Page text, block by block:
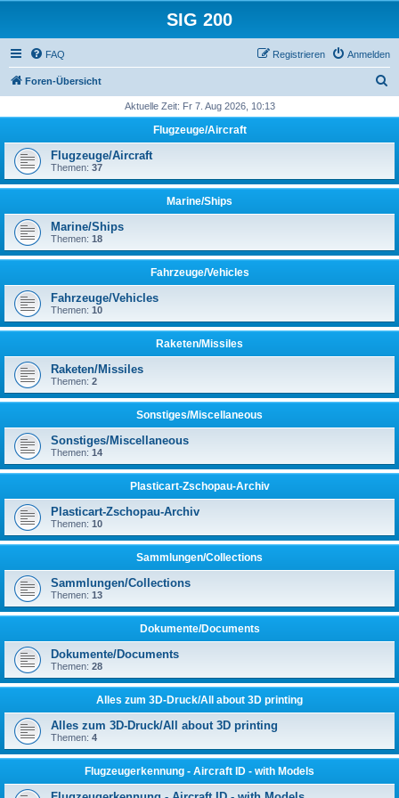
SIG 200
FAQ Anmelden
Registrieren
Foren-Übersicht
h
Aktuelle Zeit: Fr 7. Aug 2026, 10:13
Flugzeuge/Aircraft
Flugzeuge/Aircraft
Themen: 37
Marine/Ships
Marine/Ships
Themen: 18
Fahrzeuge/Vehicles
Fahrzeuge/Vehicles
Themen: 10
Raketen/Missiles
Raketen/Missiles
Themen: 2
Sonstiges/Miscellaneous
Sonstiges/Miscellaneous
Themen: 14
Plasticart-Zschopau-Archiv
Plasticart-Zschopau-Archiv
Themen: 10
Sammlungen/Collections
Sammlungen/Collections
Themen: 13
Dokumente/Documents
Dokumente/Documents
Themen: 28
Alles zum 3D-Druck/All about 3D printing
Alles zum 3D-Druck/All about 3D printing
Themen: 4
Flugzeugerkennung - Aircraft ID - with Models